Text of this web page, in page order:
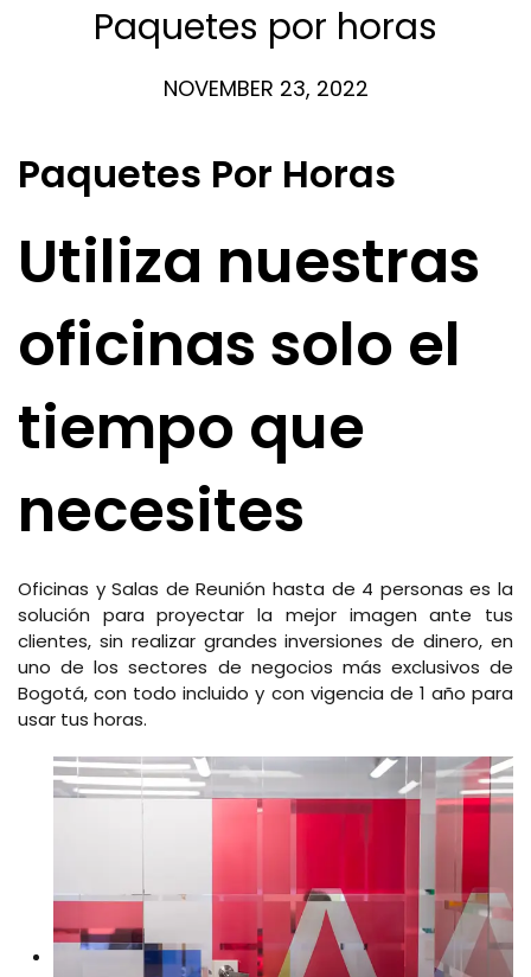
Paquetes por horas
NOVEMBER 23, 2022
Paquetes Por Horas
Utiliza nuestras
oficinas solo el
tiempo que
necesites
Oficinas y Salas de Reunión hasta de 4 personas es la
solución para proyectar la mejor imagen ante tus
clientes, sin realizar grandes inversiones de dinero, en
uno de los sectores de negocios más exclusivos de
Bogotá, con todo incluido y con vigencia de 1 año para
usar tus horas.